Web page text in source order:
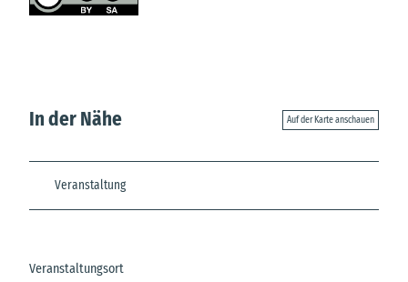
In der Nähe Auf der Karte anschauen
Veranstaltung
Veranstaltungsort